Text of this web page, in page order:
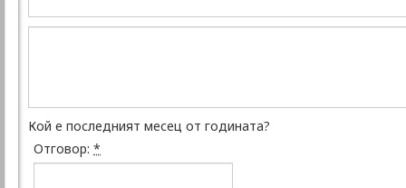
Кой е последният месец от годината?
Отговор: *